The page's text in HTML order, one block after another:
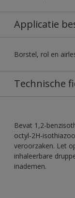
Applicatie
Borstel, rol en
Technische
Bevat 1,2-
octyl-2H-
veroorzaken. Let
inhaleerbare
inademen.